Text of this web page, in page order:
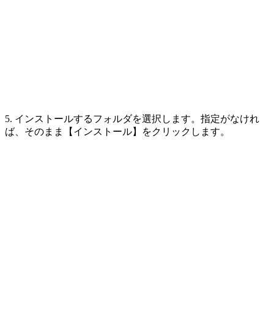
5. インストールするフォルダを選択します。指定がなけれ
ば、そのまま【インストール】をクリックします。